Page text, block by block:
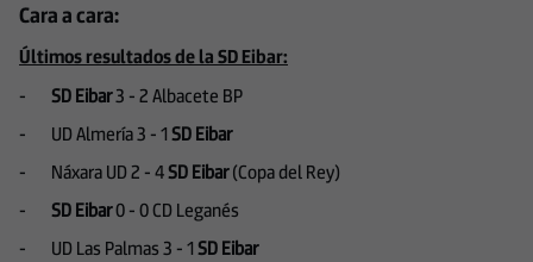
Cara a cara:
Últimos resultados de la SD Eibar:
- SD Eibar3 - 2Albacete BP
-
UD Almería 3 - 1SD Eibar
-
Náxara UD 2 - 4SD Eibar(Copa del Rey)
- SD Eibar0 - 0CD Leganés
-
UD Las Palmas 3 - 1SD Eibar